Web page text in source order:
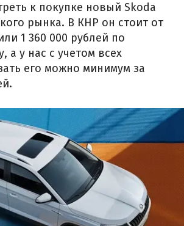
к покупке новый Skoda
рынка. В КНР он стоит от
1 360 000 рублей по
а у нас с учетом всех
его можно минимум за